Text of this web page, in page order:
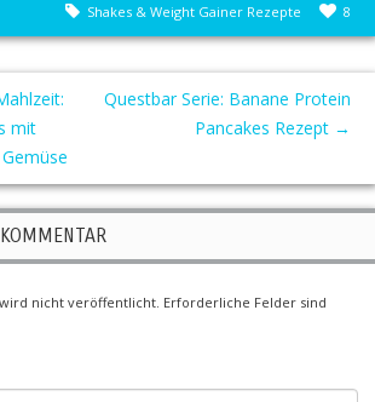
8
Shakes & Weight Gainer Rezepte
mit
Questbar Serie: Banane Protein
Pancakes Rezept →
nicht veröffentlicht. Erforderliche Felder sind